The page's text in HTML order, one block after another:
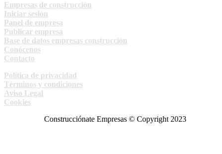
Empresas de construcción
Iniciar sesión
Panel de empresa
Publicar empresa
Base de datos empresas construcción
Conócenos
Contacto
Política de privacidad
Términos y condiciones
Aviso Legal
Cookies
Construcciónate Empresas © Copyright 2023